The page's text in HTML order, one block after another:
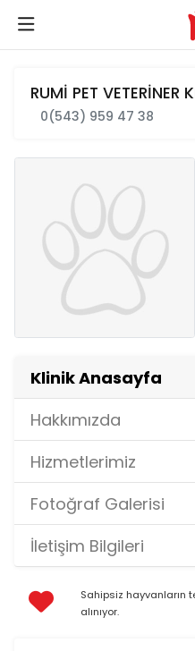
RUMİ PET VETERİNER
0(543) 959 47 38
Klinik Anasayfa
Hakkımızda
Hizmetlerimiz
Fotoğraf Galerisi
İletişim Bilgileri
Sahipsiz hayvanların
alınıyor.